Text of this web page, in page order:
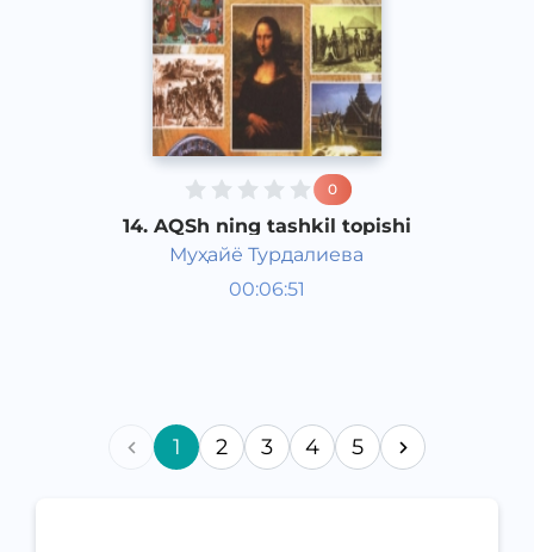
0
14. AQSh ning tashkil topishi
Муҳайё Турдалиева
00:06:51
Jahon tarixi 8 sinf
1 2 3 4 5